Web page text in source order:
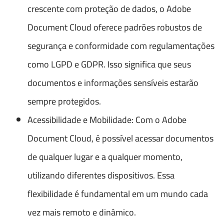
crescente com proteção de dados, o Adobe
Document Cloud oferece padrões robustos de
segurança e conformidade com regulamentações
como LGPD e GDPR. Isso significa que seus
documentos e informações sensíveis estarão
sempre protegidos.
Acessibilidade e Mobilidade: Com o Adobe
Document Cloud, é possível acessar documentos
de qualquer lugar e a qualquer momento,
utilizando diferentes dispositivos. Essa
flexibilidade é fundamental em um mundo cada
vez mais remoto e dinâmico.